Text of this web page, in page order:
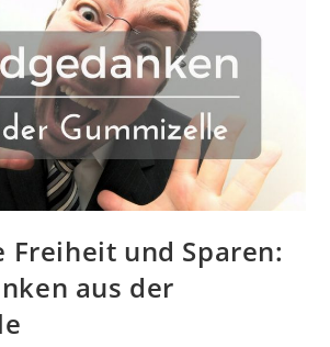
Freiheit und Sparen:
aus der